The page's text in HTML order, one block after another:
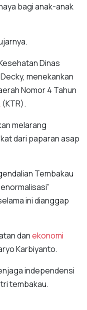
bagi anak-anak
Dinas
menekankan
Nomor 4 Tahun
(KTR).
melarang
dari paparan asap
Tembakau
ini dianggap
danekonomi
Karbiyanto.
independensi
tembakau.